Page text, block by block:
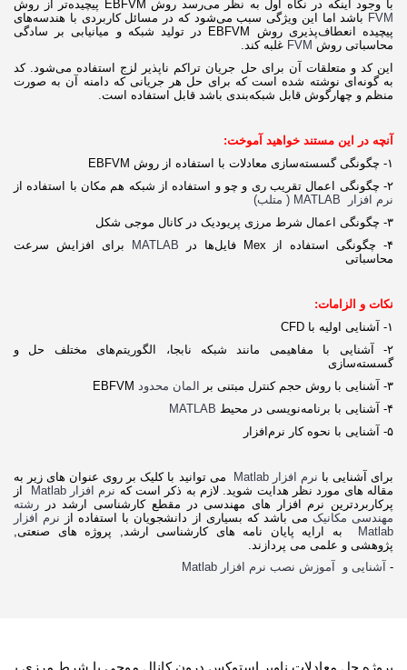
با وجود اینکه در نگاه اول به نظر می‌رسد روش EBFVM پیچیده‌تر از روش
FVM باشد اما این ویژگی سبب می‌شود که در مسائل کاربردی با هندسه‌های
پیچیده انعطاف‌پذیری روش EBFVM در تولید شبکه و میانیابی بر سادگی
محاسباتی روش FVM غلبه کند.
این کد و متعلقات آن برای حل جریان تراکم ناپذیر لزج استفاده می‌شود. کد
به گونه‌ای نوشته شده است که برای حل هر جریانی که دامنه آن به صورت
منظم و چهارگوش قابل شبکه‌بندی باشد قابل استفاده است.
آنچه در این مستند خواهید آموخت:
۱- چگونگی گسسته‌سازی معادلات با استفاده از روش EBFVM
۲- چگونگی اعمال تقریب ری و چو و استفاده از شبکه هم مکان با استفاده از
نرم افزار MATLAB ( متلب)
۳- چگونگی اعمال شرط مرزی پریودیک در کانال موجی شکل
۴- چگونگی استفاده از Mex فایل‌ها در
MATLAB
برای افزایش سرعت
محاسباتی
نکات و الزامات:
۱- آشنایی اولیه با CFD
۲- آشنایی با مفاهیمی مانند شبکه نابجا، الگوریتم‌های مختلف حل و
گسسته‌سازی
۳- آشنایی با روش حجم کنترل مبتنی بر
المان محدود
۴- آشنایی با برنامه‌نویسی در محیط
MATLAB
۵- آشنایی با نحوه کار نرم‌افزار
برای آشنایی با نرم افزار Matlab
می توانید با کلیک بر روی عنوان های زیر به
مقاله های مورد نظر هدایت شوید. لازم به ذکر است که نرم افزار Matlab
از
پرکاربردترین نرم افزار های مهندسی در مقطع کارشناسی ارشد در رشته
مهندسی مکانیک می باشد که بسیاری از دانشجویان با استفاده از نرم افزار
Matlab
به ارایه پایان نامه های کارشناسی ارشد, پروژه های صنعتی,
پژوهشی و علمی می پردازند.
- آشنایی و آموزش نصب نرم افزار Matlab